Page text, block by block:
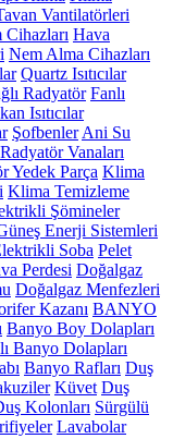
Vantilatörleri
Cihazları Hava
Nem Alma Cihazları
Quartz Isıtıcılar
Radyatör Fanlı
Isıtıcılar
Şofbenler Ani Su
Radyatör Vanaları
Yedek Parça Klima
Klima Temizleme
Şömineler
Enerji Sistemleri
Soba Pelet
Perdesi Doğalgaz
Doğalgaz Menfezleri
Kazanı BANYO
Banyo Boy Dolapları
Banyo Dolapları
Banyo Rafları Duş
Küvet Duş
Kolonları Sürgülü
Lavabolar